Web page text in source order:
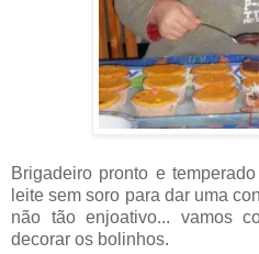
Brigadeiro pronto e
leite sem soro para dar uma
não tão enjoativo... vamos
decorar os bolinhos.